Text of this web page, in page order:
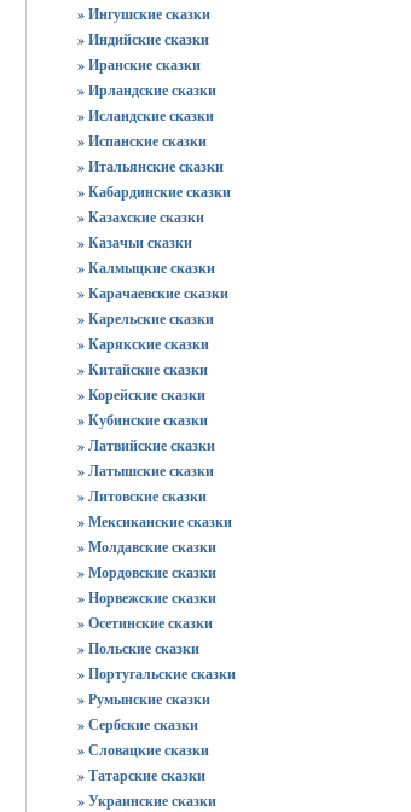
» Ингушские сказки
» Индийские сказки
» Иранские сказки
» Ирландские сказки
» Исландские сказки
» Испанские сказки
» Итальянские сказки
» Кабардинские сказки
» Казахские сказки
» Казачьи сказки
» Калмыцкие сказки
» Карачаевские сказки
» Карельские сказки
» Карякские сказки
» Китайские сказки
» Корейские сказки
» Кубинские сказки
» Латвийские сказки
» Латышские сказки
» Литовские сказки
» Мексиканские сказки
» Молдавские сказки
» Мордовские сказки
» Норвежские сказки
» Осетинские сказки
» Польские сказки
» Португальские сказки
» Румынские сказки
» Сербские сказки
» Словацкие сказки
» Татарские сказки
» Украинские сказки